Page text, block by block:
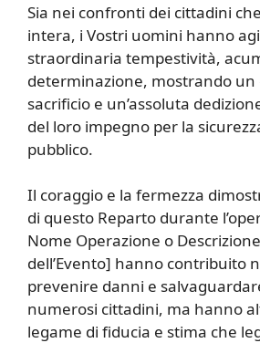
Sia nei confronti dei cittadini
intera, i Vostri uomini hanno
straordinaria tempestività,
determinazione, mostrando un
sacrificio e un’assoluta
del loro impegno per la
pubblico.
Il coraggio e la fermezza
di questo Reparto durante
Nome Operazione o
dell’Evento] hanno contribuito
prevenire danni e
numerosi cittadini, ma hanno
legame di fiducia e stima che